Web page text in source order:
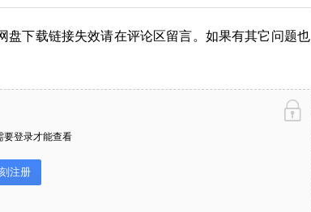
盘下载链接失效请在评论区留言。如果有其它问题也
要登录才能查看
注册
园林景观单体模型-2
元